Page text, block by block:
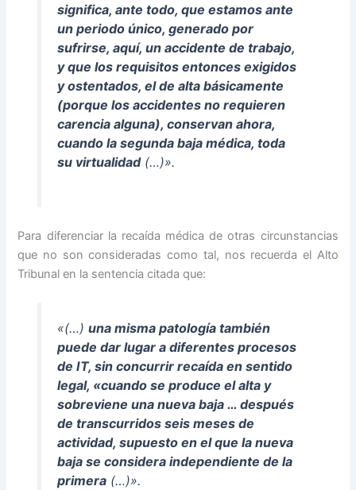
significa, ante todo, que estamos ante
un periodo único, generado por
sufrirse, aquí, un accidente de trabajo,
y que los requisitos entonces exigidos
y ostentados, el de alta básicamente
(porque los accidentes no requieren
carencia alguna), conservan ahora,
cuando la segunda baja médica, toda
su virtualidad(…)».
Para diferenciar la recaída médica de otras circunstancias
que no son consideradas como tal, nos recuerda el Alto
Tribunal en la sentencia citada que:
«(…) una misma patología también
puede dar lugar a diferentes procesos
de IT, sin concurrir recaídaen sentido
legal, «cuando se produce el alta y
sobreviene una nueva baja … después
de transcurridos seis meses de
actividad, supuesto en el que la nueva
baja se considera independiente de la
primera(…)».